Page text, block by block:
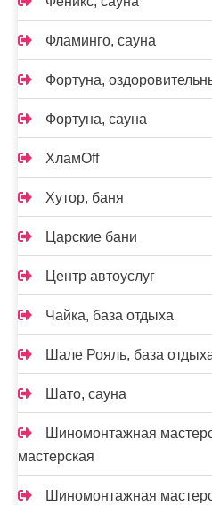
Фламинго, сауна
Фортуна,
Фортуна, сауна
ХламOff
Хутор, баня
Царские бани
Центр автоуслуг
Чайка, база отдыха
Шале Рояль, база
Шато, сауна
Шиномонтажная
мастерская
Шиномонтажная